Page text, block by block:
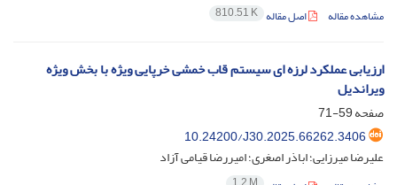
مشاهده مقاله اصل مقاله 810.51 K
ارزیابی عملکرد لرزه ای سیستم قاب خمشی خرپایی ویژه با بخش ویژه
ویراندیل
صفحه59-71
10.24200/J30.2025.66262.3406
علیرضا میرزایی؛ اباذر اصغری؛ امیررضا قیامی آزاد